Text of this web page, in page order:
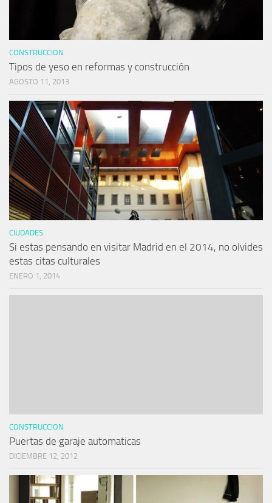
CONSTRUCCION
Tipos de yeso en reformas y construcción
AGOSTO 11, 2013
CIUDADES
Si estas pensando en visitar Madrid en el 2014, no olvides
estas citas culturales
ENERO 1, 2014
CONSTRUCCION
Puertas de garaje automaticas
DICIEMBRE 12, 2012